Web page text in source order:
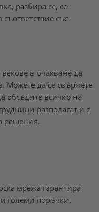
разбира се, се
със
в очакване да
Можете да се свържете
обсъдите всичко на
разполагат и с
решения.
мрежа гарантира
големи поръчки.